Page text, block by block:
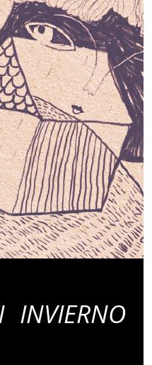
INVIERNO